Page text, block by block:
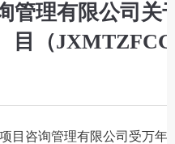
管理有限公司关
目（
咨询管理有限公司受万年